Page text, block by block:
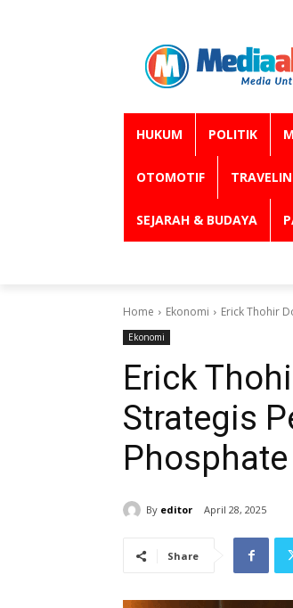
HUKUM POLITIK
OTOMOTIF
SEJARAH & BUDAYA
Home Ekonomi Erick Thohir
Ekonomi
Erick
Strategis
By editor April 28, 2025
Share